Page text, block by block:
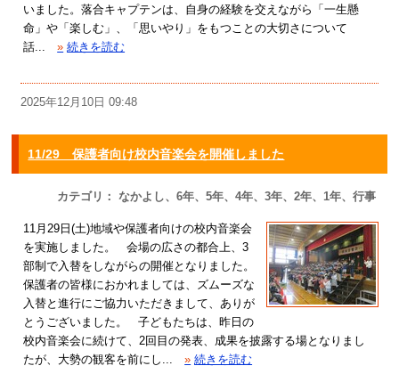
いました。落合キャプテンは、自身の経験を交えながら「一生懸
命」や「楽しむ」、「思いやり」をもつことの大切さについて
話...
» 続きを読む
2025年12月10日 09:48
11/29 保護者向け校内音楽会を開催しました
カテゴリ： なかよし、6年、5年、4年、3年、2年、1年、行事
11月29日(土)地域や保護者向けの校内音楽会
を実施しました。 会場の広さの都合上、3
部制で入替をしながらの開催となりました。
保護者の皆様におかれましては、ズムーズな
入替と進行にご協力いただきまして、ありが
とうございました。 子どもたちは、昨日の
校内音楽会に続けて、2回目の発表、成果を披露する場となりまし
たが、大勢の観客を前にし...
» 続きを読む